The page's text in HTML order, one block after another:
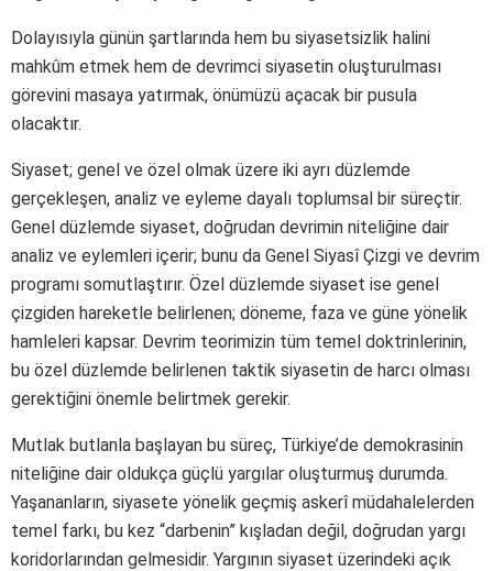
Dolayısıyla günün şartlarında hem bu siyasetsizlik halini
mahkûm etmek hem de devrimci siyasetin oluşturulması
görevini masaya yatırmak, önümüzü açacak bir pusula
olacaktır.
Siyaset; genel ve özel olmak üzere iki ayrı düzlemde
gerçekleşen, analiz ve eyleme dayalı toplumsal bir süreçtir.
Genel düzlemde siyaset, doğrudan devrimin niteliğine dair
analiz ve eylemleri içerir; bunu da Genel Siyasî Çizgi ve devrim
programı somutlaştırır. Özel düzlemde siyaset ise genel
çizgiden hareketle belirlenen; döneme, faza ve güne yönelik
hamleleri kapsar. Devrim teorimizin tüm temel doktrinlerinin,
bu özel düzlemde belirlenen taktik siyasetin de harcı olması
gerektiğini önemle belirtmek gerekir.
Mutlak butlanla başlayan bu süreç, Türkiye’de demokrasinin
niteliğine dair oldukça güçlü yargılar oluşturmuş durumda.
Yaşananların, siyasete yönelik geçmiş askerî müdahalelerden
temel farkı, bu kez “darbenin” kışladan değil, doğrudan yargı
koridorlarından gelmesidir. Yargının siyaset üzerindeki açık